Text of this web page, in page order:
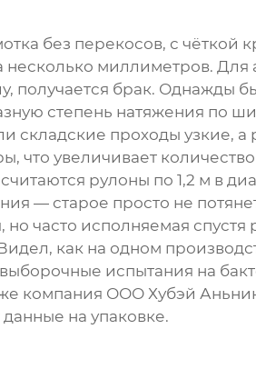
без перекосов, с чёткой
несколько миллиметров.
получается брак. Однажды
степень натяжения по
проходы узкие, а
что увеличивает
рулоны по 1,2 м в
— старое просто не
часто исполняемая спустя
как на одном
испытания на
компания ООО Хубэй
на упаковке.